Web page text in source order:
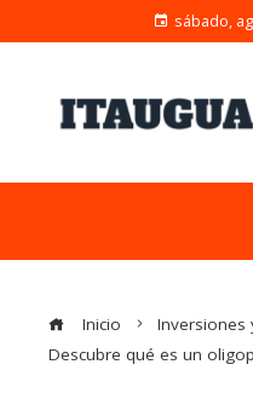
sábado,
Inicio
Inversiones
Descubre qué es un